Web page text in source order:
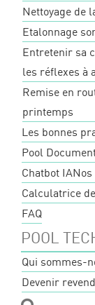
Nettoyage de
Etalonnage
Entretenir sa
les réflexes à
Remise en
printemps
Les bonnes
Pool
Chatbot IA
Calculatrice
FAQ
POOL
Qui sommes-
Devenir